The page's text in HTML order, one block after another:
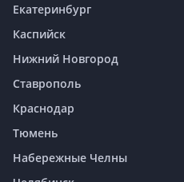
Екатеринбург
Каспийск
Нижний Новгород
Ставрополь
Краснодар
Тюмень
Набережные Челны